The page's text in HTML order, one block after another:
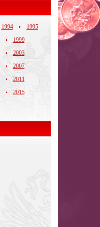
1994
1995
1999
2003
2007
2011
2015